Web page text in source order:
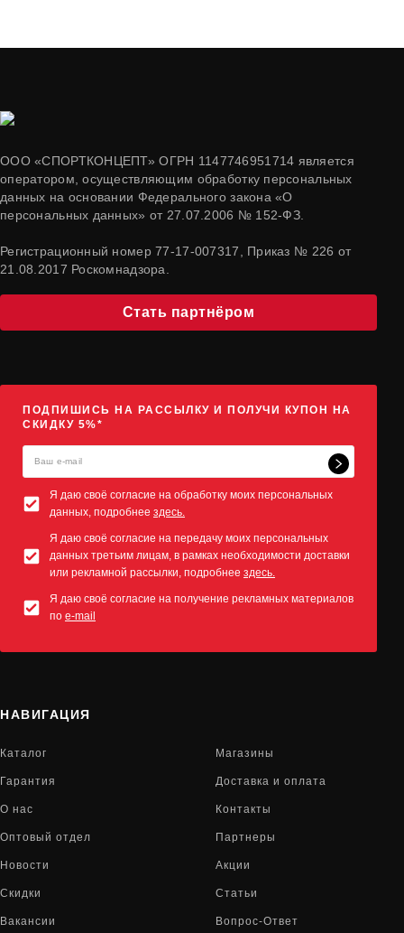
ООО «СПОРТКОНЦЕПТ» ОГРН 1147746951714 является
оператором, осуществляющим обработку персональных
данных на основании Федерального закона «О
персональных данных» от 27.07.2006 № 152-ФЗ.
Регистрационный номер 77-17-007317, Приказ № 226 от
21.08.2017 Роскомнадзора.
Стать партнёром
ПОДПИШИСЬ НА РАССЫЛКУ И ПОЛУЧИ КУПОН НА
СКИДКУ 5%*
Я даю своё согласие на обработку моих персональных
данных, подробнее здесь.
Я даю своё согласие на передачу моих персональных
данных третьим лицам, в рамках необходимости доставки
или рекламной рассылки, подробнее здесь.
Я даю своё согласие на получение рекламных материалов
по e-mail
НАВИГАЦИЯ
Каталог Магазины
Гарантия Доставка и оплата
О нас Контакты
Оптовый отдел Партнеры
Новости Акции
Скидки Статьи
Вакансии Вопрос-Ответ